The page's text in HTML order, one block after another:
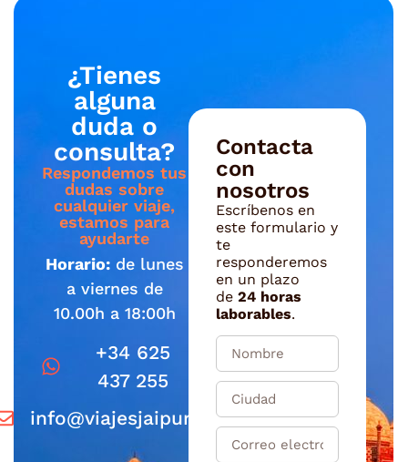
¿Tienes
alguna
duda o
consulta?
Respondemos tus
dudas sobre
cualquier viaje,
estamos para
ayudarte
Horario:de lunes
a viernes de
10.00h a 18:00h
+34 625
437 255
info@viajesjaipur.com
Contacta
con
nosotros
Escríbenos en
este formulario y
te
responderemos
en un plazo
de 24 horas
laborables.